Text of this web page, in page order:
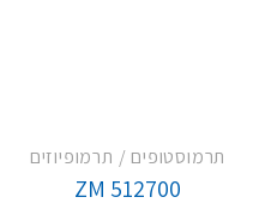
תרמוסטופים / תרמופיוזים
ZM 512700